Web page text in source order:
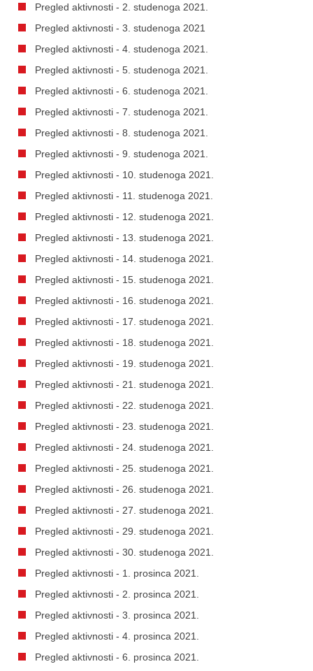
Pregled aktivnosti - 2. studenoga 2021.
Pregled aktivnosti - 3. studenoga 2021
Pregled aktivnosti - 4. studenoga 2021.
Pregled aktivnosti - 5. studenoga 2021.
Pregled aktivnosti - 6. studenoga 2021.
Pregled aktivnosti - 7. studenoga 2021.
Pregled aktivnosti - 8. studenoga 2021.
Pregled aktivnosti - 9. studenoga 2021.
Pregled aktivnosti - 10. studenoga 2021.
Pregled aktivnosti - 11. studenoga 2021.
Pregled aktivnosti - 12. studenoga 2021.
Pregled aktivnosti - 13. studenoga 2021.
Pregled aktivnosti - 14. studenoga 2021.
Pregled aktivnosti - 15. studenoga 2021.
Pregled aktivnosti - 16. studenoga 2021.
Pregled aktivnosti - 17. studenoga 2021.
Pregled aktivnosti - 18. studenoga 2021.
Pregled aktivnosti - 19. studenoga 2021.
Pregled aktivnosti - 21. studenoga 2021.
Pregled aktivnosti - 22. studenoga 2021.
Pregled aktivnosti - 23. studenoga 2021.
Pregled aktivnosti - 24. studenoga 2021.
Pregled aktivnosti - 25. studenoga 2021.
Pregled aktivnosti - 26. studenoga 2021.
Pregled aktivnosti - 27. studenoga 2021.
Pregled aktivnosti - 29. studenoga 2021.
Pregled aktivnosti - 30. studenoga 2021.
Pregled aktivnosti - 1. prosinca 2021.
Pregled aktivnosti - 2. prosinca 2021.
Pregled aktivnosti - 3. prosinca 2021.
Pregled aktivnosti - 4. prosinca 2021.
Pregled aktivnosti - 6. prosinca 2021.